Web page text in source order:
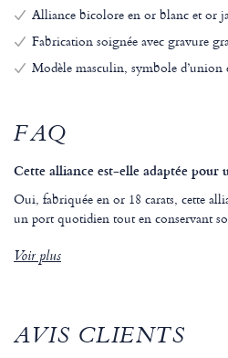
Alliance bicolore en or blanc et or
Fabrication soignée avec gravure
Modèle masculin, symbole d’union
FAQ
Cette alliance est-elle adaptée pour
Oui, fabriquée en or 18 carats, cette
un port quotidien tout en conservant
Voir plus
AVIS CLIENTS